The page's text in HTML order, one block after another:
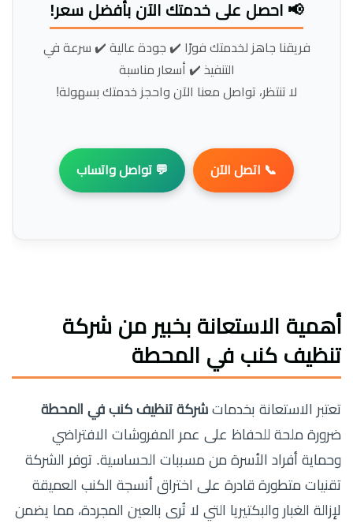
📢 احصل على خدمتك الآن بأفضل سعر!
فريقنا جاهز لخدمتك فورًا ✔️ جودة عالية ✔️ سرعة في
التنفيذ ✔️ أسعار مناسبة
لا تنتظر، تواصل معنا الآن واحجز خدمتك بسهولة!
📞 اتصل الآن 💬 تواصل واتساب
أهمية الاستعانة بخبير من شركة
تنظيف كنب في المحطة
تعتبر الاستعانة بخدمات شركة تنظيف كنب في المحطة
ضرورة ملحة للحفاظ على عمر المفروشات الافتراضي
وحماية أفراد الأسرة من مسببات الحساسية. توفر الشركة
تقنيات متطورة قادرة على اختراق أنسجة الكنب العميقة
لإزالة الغبار والبكتيريا التي لا تُرى بالعين المجردة، مما يضمن